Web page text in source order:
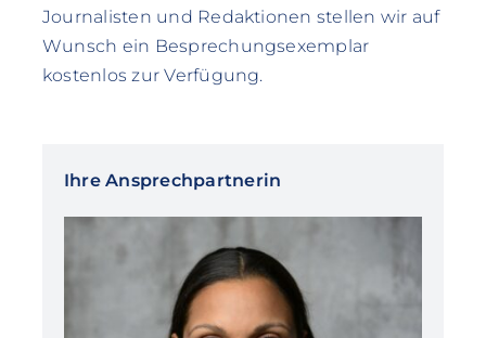
Journalisten und Redaktionen stellen wir auf
Wunsch ein Besprechungsexemplar
kostenlos zur Verfügung.
Ihre Ansprechpartnerin